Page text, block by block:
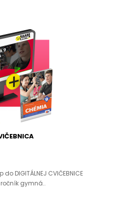
DIGITÁLNEJ CVIČEBNICE
ročník gymná..